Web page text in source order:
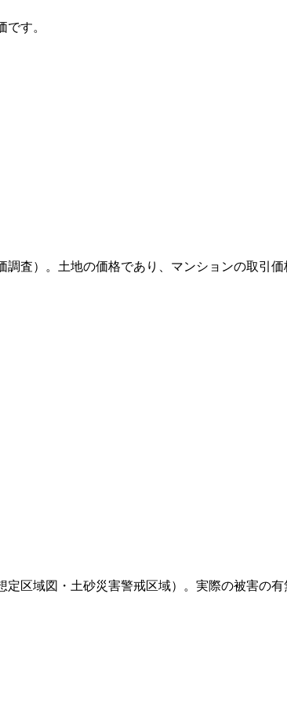
です。
調査）。土地の価格であり、マンションの取引価
定区域図・土砂災害警戒区域）。実際の被害の